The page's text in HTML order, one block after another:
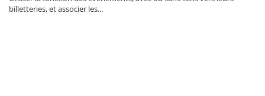
billetteries, et associer les...